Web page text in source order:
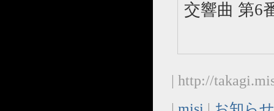
交響曲 第6
| http://